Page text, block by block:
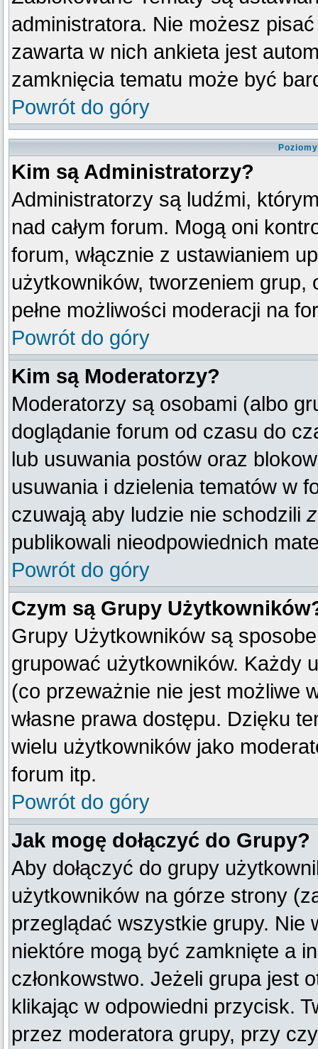
administratora. Nie możesz
zawarta w nich ankieta jest
zamknięcia tematu może być
Powrót do góry
Kim są Administratorzy?
Administratorzy są ludźmi,
nad całym forum. Mogą oni
forum, włącznie z ustawianiem
użytkowników, tworzeniem
pełne możliwości moderacji na
Powrót do góry
Kim są Moderatorzy?
Moderatorzy są osobami (albo
doglądanie forum od czasu do
lub usuwania postów oraz
usuwania i dzielenia tematów w
czuwają aby ludzie nie schodzili
publikowali nieodpowiednich
Powrót do góry
Czym są Grupy
Grupy Użytkowników są
grupować użytkowników. Każdy
(co przeważnie nie jest możliwe
własne prawa dostępu. Dzięku
wielu użytkowników jako
forum itp.
Powrót do góry
Jak mogę dołączyć do Grupy?
Aby dołączyć do grupy
użytkowników na górze strony
przeglądać wszystkie grupy. Nie
niektóre mogą być zamknięte a
członkowstwo. Jeżeli grupa jest
klikając w odpowiedni przycisk.
przez moderatora grupy, przy